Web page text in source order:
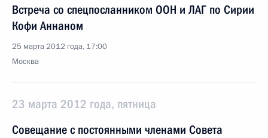
Встреча со спецпосланником ООН и ЛАГ по Сирии
Кофи Аннаном
25 марта 2012 года, 17:00
Москва
23 марта 2012 года, пятница
Совещание с постоянными членами Совета